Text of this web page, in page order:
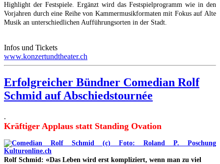
Highlight der Festspiele. Ergänzt wird das Festspielprogramm wie in den
Vorjahren durch eine Reihe von Kammermusikformaten mit Fokus auf Alte
Musik an unterschiedlichen Aufführungsorten in der Stadt.
Infos und Tickets
www.konzertundtheater.ch
Erfolgreicher Bündner Comedian Rolf
Schmid auf Abschiedstournée
.
Kräftiger Applaus statt Standing Ovation
Rolf Schmid: «Das Leben wird erst kompliziert, wenn man zu viel